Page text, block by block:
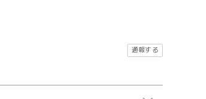
通報する